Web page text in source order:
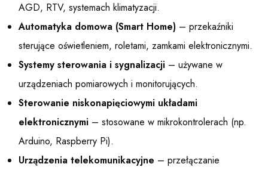
AGD, RTV, systemach klimatyzacji.
Automatyka domowa (Smart Home) – przekaźniki
sterujące oświetleniem, roletami, zamkami elektronicznymi.
Systemy sterowania i sygnalizacji – używane w
urządzeniach pomiarowych i monitorujących.
Sterowanie niskonapięciowymi układami
elektronicznymi – stosowane w mikrokontrolerach (np.
Arduino, Raspberry Pi).
Urządzenia telekomunikacyjne – przełączanie